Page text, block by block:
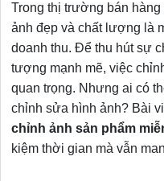
Trong thị trường bán
ảnh đẹp và chất lượng là
doanh thu. Để thu hút sự
tượng mạnh mẽ, việc
quan trọng. Nhưng ai có
chỉnh sửa hình ảnh? Bài
chỉnh ảnh sản phẩm
kiệm thời gian mà vẫn